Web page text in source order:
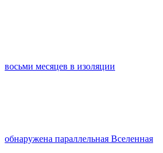
восьми месяцев в изоляции
обнаружена параллельная Вселенная